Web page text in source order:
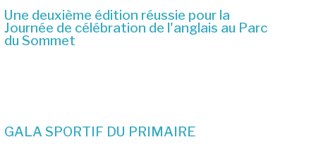
Une deuxième édition réussie pour la
Journée de célébration de l'anglais au Parc
du Sommet
GALA SPORTIF DU PRIMAIRE